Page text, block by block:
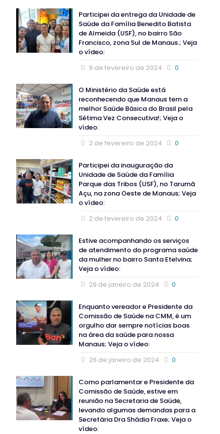
Participei da entrega da Unidade de
Saúde da Família Benedito Batista
de Almeida (USF), no bairro São
Francisco, zona Sul de Manaus.; Veja
o vídeo:
9 de fevereiro de 2024
0
O Ministério da Saúde está
reconhecendo que Manaus tem a
melhor Saúde Básica do Brasil pela
Sétima Vez Consecutiva!; Veja o
vídeo:
2 de fevereiro de 2024
0
Participei da inauguração da
Unidade de Saúde da Família
Parque das Tribos (USF), no Tarumã
Açu, na zona Oeste de Manaus; Veja
o vídeo:
2 de fevereiro de 2024
0
Estive acompanhando os serviços
de atendimento do programa saúde
da mulher no bairro Santa Etelvina;
Veja o vídeo:
29 de janeiro de 2024
0
Enquanto vereador e Presidente da
Comissão de Saúde na CMM, é um
orgulho dar sempre notícias boas
na área da saúde para nossa
Manaus; Veja o vídeo:
26 de janeiro de 2024
0
Como parlamentar e Presidente da
Comissão de Saúde, estive em
reunião na Secretaria de Saúde,
levando algumas demandas para a
Secretária Dra Shádia Fraxe; Veja o
vídeo: